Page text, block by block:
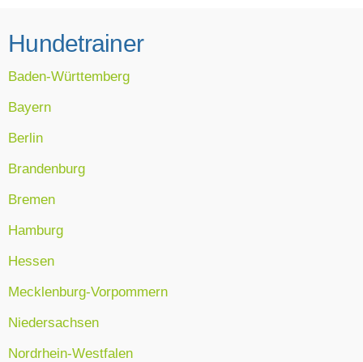
Hundetrainer
Baden-Württemberg
Bayern
Berlin
Brandenburg
Bremen
Hamburg
Hessen
Mecklenburg-Vorpommern
Niedersachsen
Nordrhein-Westfalen